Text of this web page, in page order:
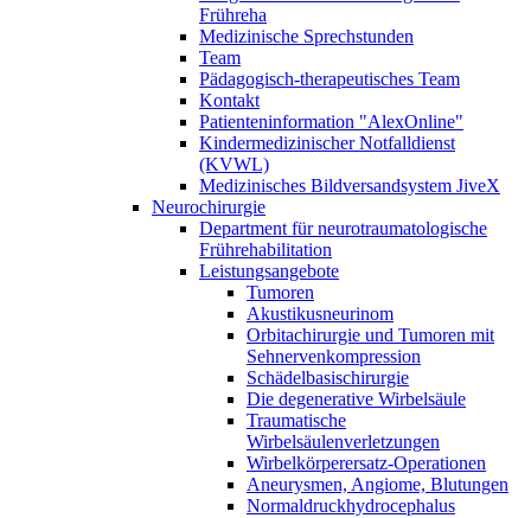
Frühreha
Medizinische Sprechstunden
Team
Pädagogisch-therapeutisches Team
Kontakt
Patienteninformation "AlexOnline"
Kindermedizinischer Notfalldienst
(KVWL)
Medizinisches Bildversandsystem JiveX
Neurochirurgie
Department für neurotraumatologische
Frührehabilitation
Leistungsangebote
Tumoren
Akustikusneurinom
Orbitachirurgie und Tumoren mit
Sehnervenkompression
Schädelbasischirurgie
Die degenerative Wirbelsäule
Traumatische
Wirbelsäulenverletzungen
Wirbelkörperersatz-Operationen
Aneurysmen, Angiome, Blutungen
Normaldruckhydrocephalus